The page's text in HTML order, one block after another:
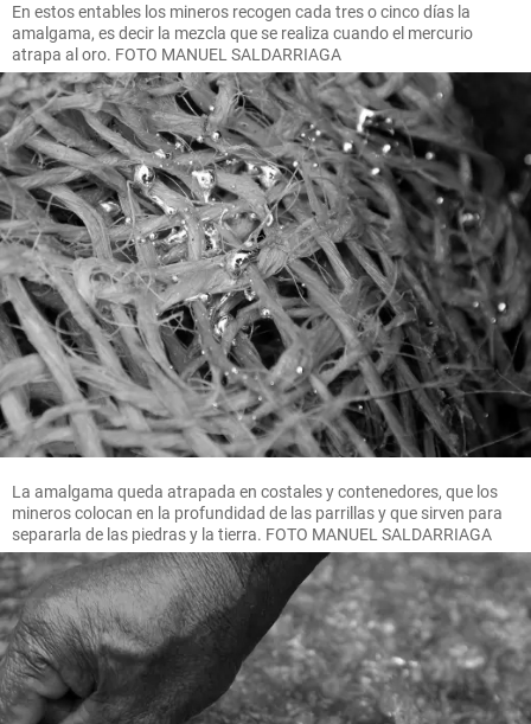
En estos entables los mineros recogen cada tres o cinco días la
amalgama, es decir la mezcla que se realiza cuando el mercurio
atrapa al oro. FOTO MANUEL SALDARRIAGA
La amalgama queda atrapada en costales y contenedores, que los
mineros colocan en la profundidad de las parrillas y que sirven para
separarla de las piedras y la tierra. FOTO MANUEL SALDARRIAGA